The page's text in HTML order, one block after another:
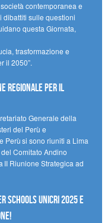
contemporanea e
sulle questioni
questa Giornata,
trasformazione e
il 2050”.
regionale per il
Generale della
del Perù e
Perù si sono riuniti a Lima
Comitato Andino
II Riunione Strategica ad
UNICRI 2025 e